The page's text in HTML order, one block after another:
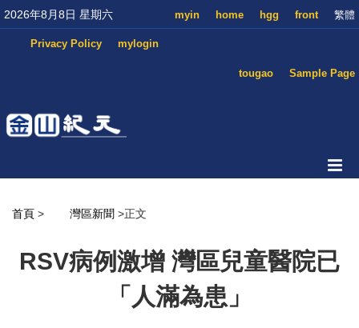
2026年8月8日 星期六 繁體
front
hgg
home
myin
mylogin
Privacy Policy
Sample Page
tougao
首頁 > 灣區新聞 >正文
RSV病例激增 灣區兒童醫院已
「人滿為患」